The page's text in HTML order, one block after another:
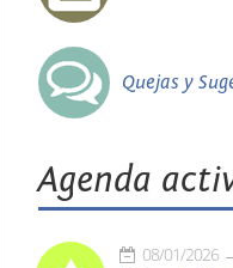
Quejas y
Agenda
08/01/2026